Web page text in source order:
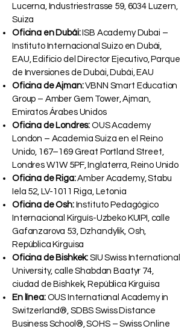
Lucerna, Industriestrasse 59, 6034 Luzern,
Suiza
Oficina en Dubái:ISB Academy Dubai –
Instituto Internacional Suizo en Dubái,
EAU, Edificio del Director Ejecutivo, Parque
de Inversiones de Dubái, Dubái, EAU
Oficina de Ajman:VBNN Smart Education
Group – Amber Gem Tower, Ajman,
Emiratos Árabes Unidos
Oficina de Londres: OUS Academy
London – Academia Suiza en el Reino
Unido, 167–169 Great Portland Street,
Londres W1W 5PF, Inglaterra, Reino Unido
Oficina de Riga:Amber Academy, Stabu
Iela 52, LV-1011 Riga, Letonia
Oficina de Osh:Instituto Pedagógico
Internacional Kirguís-Uzbeko KUIPI, calle
Gafanzarova 53, Dzhandylik, Osh,
República Kirguisa
Oficina de Bishkek: SIU Swiss International
University, calle Shabdan Baatyr 74,
ciudad de Bishkek, República Kirguisa
En línea:OUS International Academy in
Switzerland®, SDBS Swiss Distance
Business School®, SOHS – Swiss Online